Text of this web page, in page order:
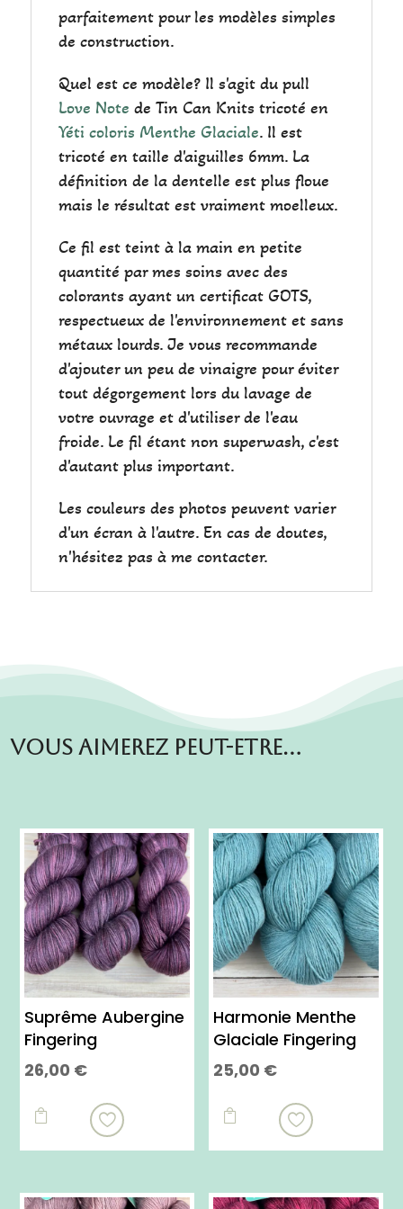
parfaitement pour les modèles simples
de construction.
Quel est ce modèle? Il s'agit du pull
Love Note de Tin Can Knits tricoté en
Yéti coloris Menthe Glaciale. Il est
tricoté en taille d'aiguilles 6mm. La
définition de la dentelle est plus floue
mais le résultat est vraiment moelleux.
Ce fil est teint à la main en petite
quantité par mes soins avec des
colorants ayant un certificat GOTS,
respectueux de l'environnement et sans
métaux lourds. Je vous recommande
d'ajouter un peu de vinaigre pour éviter
tout dégorgement lors du lavage de
votre ouvrage et d'utiliser de l'eau
froide. Le fil étant non superwash, c'est
d'autant plus important.
Les couleurs des photos peuvent varier
d'un écran à l'autre. En cas de doutes,
n'hésitez pas à me contacter.
Vous aimerez peut-etre…
Suprême Aubergine
Fingering
26,00 €

produit
Harmonie Menthe
Glaciale Fingering
25,00 €

produit